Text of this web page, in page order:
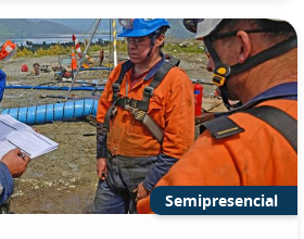
Semipresencial